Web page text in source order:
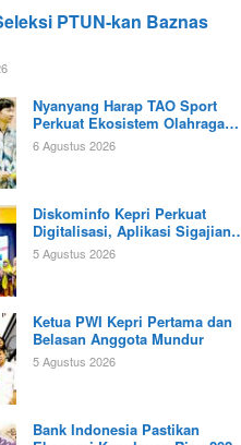
PTUN-kan Baznas
Nyanyang Harap TAO Sport
Perkuat Ekosistem Olahraga
Padel di Kota Batam
6 Agustus 2026
Diskominfo Kepri Perkuat
Digitalisasi, Aplikasi Sigajian
Sudah Terintegrasi TTE
5 Agustus 2026
Ketua PWI Kepri Pertama dan
Belasan Anggota Mundur
5 Agustus 2026
Bank Indonesia Pastikan